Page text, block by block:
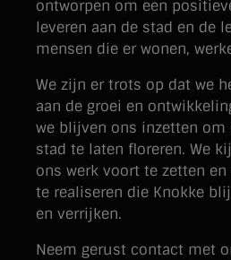
ontworpen om een
leveren aan de stad en de
mensen die er wonen,
We zijn er trots op dat we
aan de groei en
we blijven ons inzetten om
stad te laten floreren. We
ons werk voort te zetten
te realiseren die Knokke
en verrijken.
Neem gerust contact met